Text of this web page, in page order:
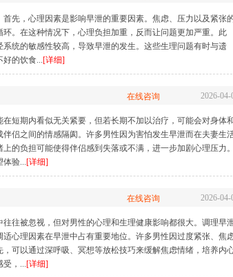
先，心理因素是影响早泄的重要因素。焦虑、压力以及紧张
。在这种情况下，心理负担加重，反而让问题更加严重。此
统的敏感性较高，导致早泄的发生。这些生理问题有时与遗
好的饮食...[详细]
在线咨询 2026-04-
短期内看似无关紧要，但若长期不加以治疗，可能会对身体
侣之间的情感隔阂。许多男性因为害怕发生早泄而在夫妻生
的负担可能使得伴侣感到失落或不满，进一步加剧心理压力。
体验...[详细]
在线咨询 2026-04-
往被忽视，但对男性的心理和生理健康影响都很大。调理早
心理因素在早泄中占有重要地位。许多男性因过度紧张、焦
可以通过深呼吸、冥想等放松技巧来缓解焦虑情绪，培养内
受，...[详细]